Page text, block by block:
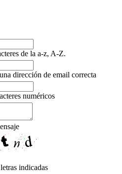
de la a-z, A-Z.
dirección de email correcta
numéricos
indicadas